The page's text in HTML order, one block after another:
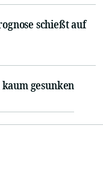
schießt auf
gesunken